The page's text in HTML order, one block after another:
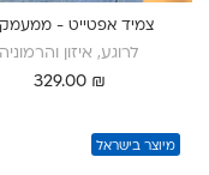
צמיד אפטייט -
לרוגע, איזון והרמוניה
329.00 ₪
מיוצר בישראל